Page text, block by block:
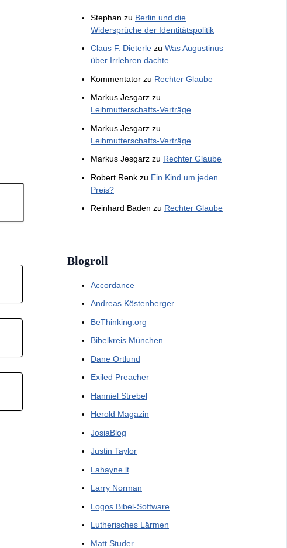
Stephan zu Berlin und die
Widersprüche der Identitätspolitik
Claus F. Dieterle zu Was Augustinus
über Irrlehren dachte
Kommentator zu Rechter Glaube
Markus Jesgarz zu
Leihmutterschafts-Verträge
Markus Jesgarz zu
Leihmutterschafts-Verträge
Markus Jesgarz zu Rechter Glaube
Robert Renk zu Ein Kind um jeden
Preis?
Reinhard Baden zu Rechter Glaube
Blogroll
Accordance
Andreas Köstenberger
BeThinking.org
Bibelkreis München
Dane Ortlund
Exiled Preacher
Hanniel Strebel
Herold Magazin
JosiaBlog
Justin Taylor
Lahayne.lt
Larry Norman
Logos Bibel-Software
Lutherisches Lärmen
Matt Studer